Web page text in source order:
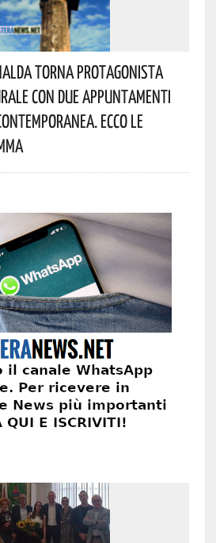
Torna Protagonista
Con Due Appuntamenti
Ecco Le